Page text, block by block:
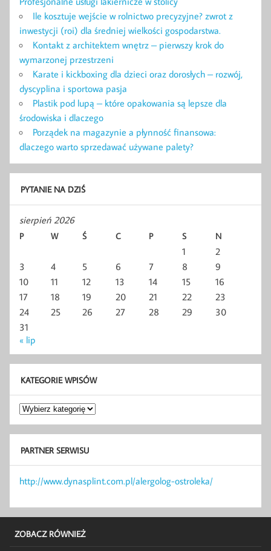
Ile kosztuje wejście w rolnictwo precyzyjne? zwrot z
inwestycji (roi) dla średniej wielkości gospodarstwa.
Kontakt z architektem wnętrz – pierwszy krok do
wymarzonej przestrzeni
Karate i kickboxing dla dzieci oraz dorosłych – rozwój,
dyscyplina i sportowa pasja
Plastik pod lupą – które opakowania są lepsze dla
środowiska i dlaczego
Porządek na magazynie a płynność finansowa:
dlaczego warto sprzedawać używane palety?
PYTANIE NA DZIŚ
sierpień 2026
P W Ś C P S N
1
2
3
4 5 6 7 8
9
10
11 12 13 14 15
16
17
18 19 20 21 22
23
24
25 26 27 28 29
30
31
« lip
KATEGORIE WPISÓW
Kategorie
wpisów
PARTNER SERWISU
http://www.dynasplint.com.pl/alergolog-ostroleka/
ZOBACZ RÓWNIEŻ